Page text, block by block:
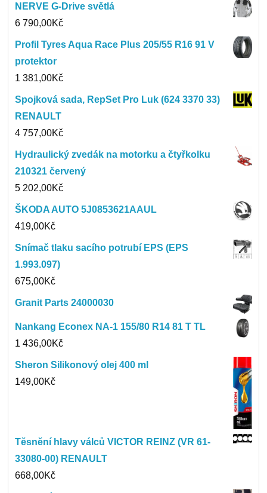
NERVE G-Drive světlá
6 790,00Kč
Profil Tyres Aqua Race Plus 205/55 R16 91 V
protektor
1 381,00Kč
Spojková sada, RepSet Pro Luk (624 3370 33)
RENAULT
4 757,00Kč
Hydraulický zvedák na motorku a čtyřkolku
210321 červený
5 202,00Kč
ŠKODA AUTO 5J0853621AAUL
419,00Kč
Snímač tlaku sacího potrubí EPS (EPS
1.993.097)
675,00Kč
Granit Parts 24000030
Nankang Econex NA-1 155/80 R14 81 T TL
1 436,00Kč
Sheron Silikonový olej 400 ml
149,00Kč
Těsnění hlavy válců VICTOR REINZ (VR 61-
33080-00) RENAULT
668,00Kč